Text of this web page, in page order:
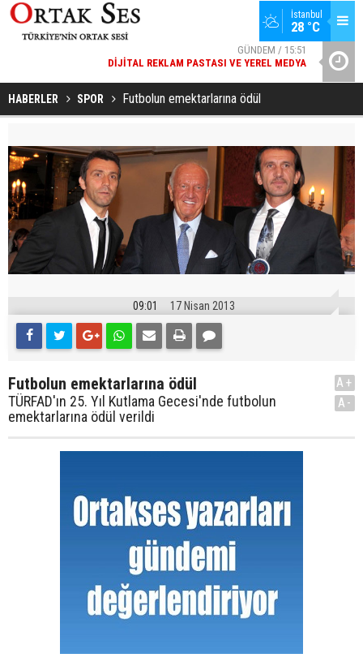
İstanbul
28 °C
GÜNDEM / 15:51
DIJITAL REKLAM PASTASI VE YEREL MEDYA
SPOR / 14:20
HABERLER SPOR Futbolun emektarlarına ödül
09:01 17 Nisan 2013
Futbolun emektarlarına ödül
TÜRFAD'ın 25. Yıl Kutlama Gecesi'nde futbolun
emektarlarına ödül verildi
A+
A-